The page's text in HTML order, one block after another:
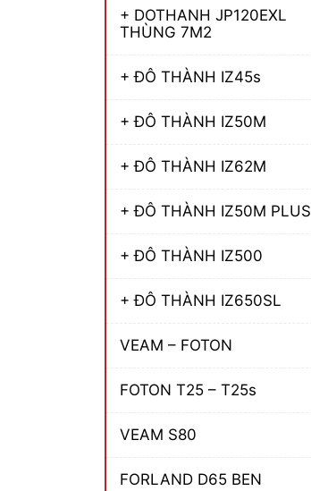
+ DOTHANH JP120EXL
THÙNG 7M2
+ ĐÔ THÀNH IZ45s
+ ĐÔ THÀNH IZ50M
+ ĐÔ THÀNH IZ62M
+ ĐÔ THÀNH IZ50M PLUS
+ ĐÔ THÀNH IZ500
+ ĐÔ THÀNH IZ650SL
VEAM – FOTON
FOTON T25 – T25s
VEAM S80
FORLAND D65 BEN